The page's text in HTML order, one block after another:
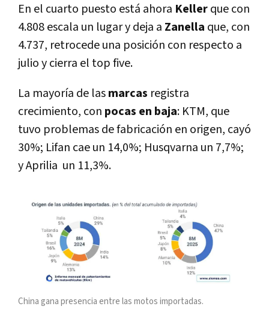
En el cuarto puesto está ahora Kellerque con
4.808 escala un lugar y deja a Zanella que, con
4.737, retrocede una posición con respecto a
julio y cierra el top five.
La mayoría de lasmarcas registra
crecimiento, con pocas en baja: KTM, que
tuvo problemas de fabricación en origen, cayó
30%; Lifan cae un 14,0%; Husqvarna un 7,7%;
y Aprilia un 11,3%.
China gana presencia entre las motos importadas.